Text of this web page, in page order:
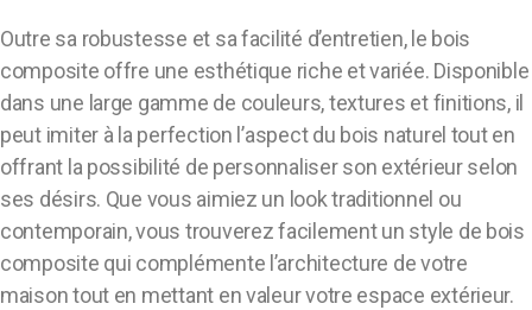
Outre sa robustesse et sa facilité d’entretien, le bois
composite offre une esthétique riche et variée. Disponible
dans une large gamme de couleurs, textures et finitions, il
peut imiter à la perfection l’aspect du bois naturel tout en
offrant la possibilité de personnaliser son extérieur selon
ses désirs. Que vous aimiez un look traditionnel ou
contemporain, vous trouverez facilement un style de bois
composite qui complémente l’architecture de votre
maison tout en mettant en valeur votre espace extérieur.